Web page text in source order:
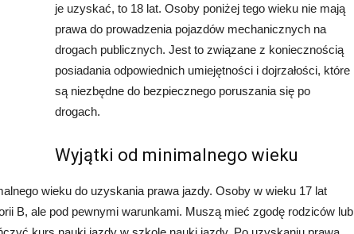
je uzyskać, to 18 lat. Osoby poniżej tego wieku nie mają
prawa do prowadzenia pojazdów mechanicznych na
drogach publicznych. Jest to związane z koniecznością
posiadania odpowiednich umiejętności i dojrzałości, które
są niezbędne do bezpiecznego poruszania się po
drogach.
Wyjątki od minimalnego wieku
wieku do uzyskania prawa jazdy. Osoby w wieku 17 lat
B, ale pod pewnymi warunkami. Muszą mieć zgodę rodziców lub